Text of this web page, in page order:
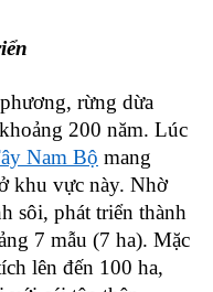
rừng dừa
200 năm. Lúc
Nam Bộ mang
khu vực này. Nhờ
sôi, phát triển thành
7 mẫu (7 ha). Mặc
lên đến 100 ha,